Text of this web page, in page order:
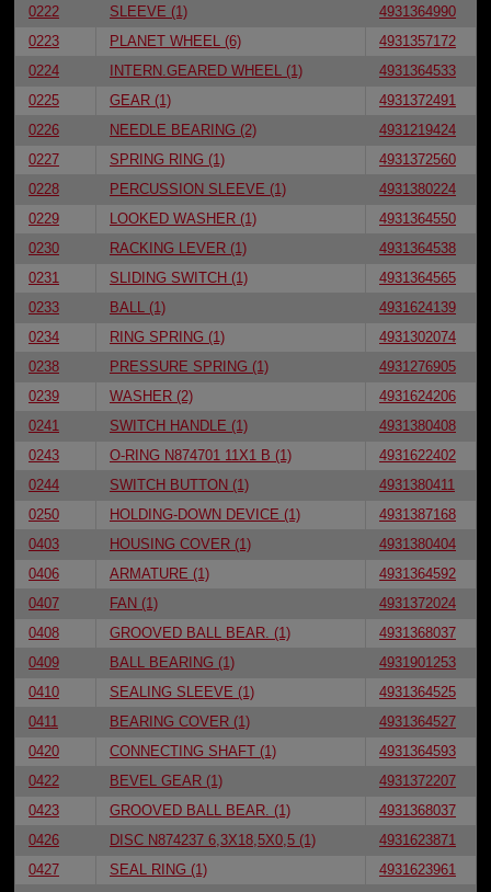
0222
SLEEVE (1)
4931364990
0223
PLANET WHEEL (6)
4931357172
0224
INTERN.GEARED WHEEL (1)
4931364533
0225
GEAR (1)
4931372491
0226
NEEDLE BEARING (2)
4931219424
0227
SPRING RING (1)
4931372560
0228
PERCUSSION SLEEVE (1)
4931380224
0229
LOOKED WASHER (1)
4931364550
0230
RACKING LEVER (1)
4931364538
0231
SLIDING SWITCH (1)
4931364565
0233
BALL (1)
4931624139
0234
RING SPRING (1)
4931302074
0238
PRESSURE SPRING (1)
4931276905
0239
WASHER (2)
4931624206
0241
SWITCH HANDLE (1)
4931380408
0243
O-RING N874701 11X1 B (1)
4931622402
0244
SWITCH BUTTON (1)
4931380411
0250
HOLDING-DOWN DEVICE (1)
4931387168
0403
HOUSING COVER (1)
4931380404
0406
ARMATURE (1)
4931364592
0407
FAN (1)
4931372024
0408
GROOVED BALL BEAR. (1)
4931368037
0409
BALL BEARING (1)
4931901253
0410
SEALING SLEEVE (1)
4931364525
0411
BEARING COVER (1)
4931364527
0420
CONNECTING SHAFT (1)
4931364593
0422
BEVEL GEAR (1)
4931372207
0423
GROOVED BALL BEAR. (1)
4931368037
0426
DISC N874237 6,3X18,5X0,5 (1)
4931623871
0427
SEAL RING (1)
4931623961